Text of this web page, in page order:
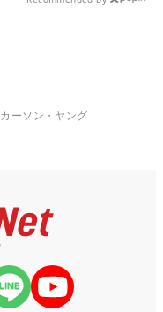
カーソン・ヤング